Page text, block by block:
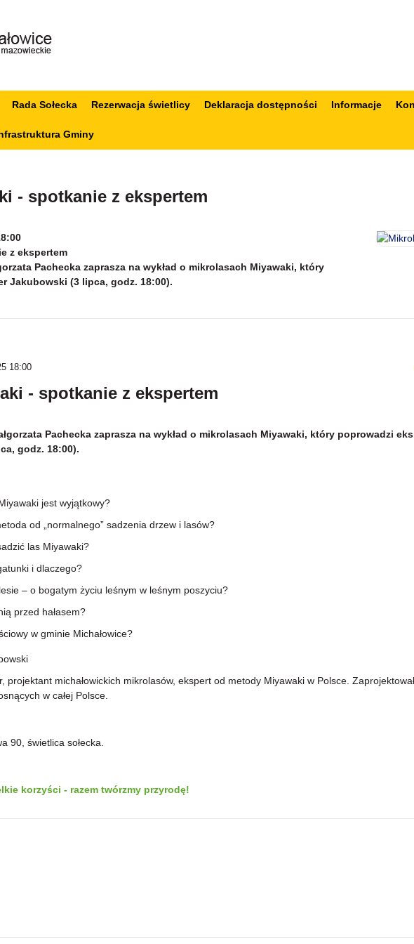
Rada Sołecka Rezerwacja świetlicy Deklaracja dostępności Informacje
Gminy
- spotkanie z ekspertem
z ekspertem
Pachecka zaprasza na wykład o mikrolasach Miyawaki, który
Jakubowski (3 lipca, godz. 18:00).
18:00
- spotkanie z ekspertem
Pachecka zaprasza na wykład o mikrolasach Miyawaki, który poprowadzi
godz. 18:00).
jest wyjątkowy?
od „normalnego” sadzenia drzew i lasów?
las Miyawaki?
i dlaczego?
– o bogatym życiu leśnym w leśnym poszyciu?
przed hałasem?
w gminie Michałowice?
projektant michałowickich mikrolasów, ekspert od metody Miyawaki w Polsce. Zaprojektował
w całej Polsce.
90, świetlica sołecka.
korzyści - razem twórzmy przyrodę!